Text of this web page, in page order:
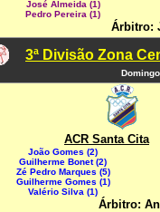
José Almeida (1)
Pedro Pereira (1)
Árbitro:
3ª Divisão Zona
ACR Santa Cita
João Gomes (2)
Guilherme Bonet (2)
Zé Pedro Marques (5)
Guilherme Gomes (1)
Valério Silva (1)
Árbitro: